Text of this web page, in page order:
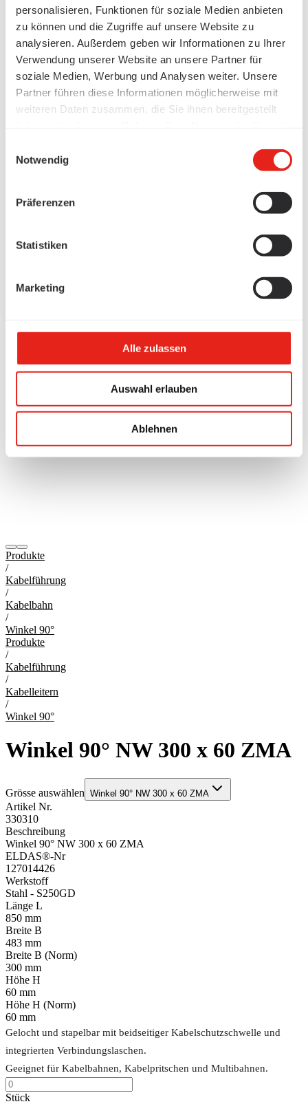
personalisieren, Funktionen für soziale Medien anbieten
zu können und die Zugriffe auf unsere Website zu
analysieren. Außerdem geben wir Informationen zu Ihrer
Verwendung unserer Website an unsere Partner für
soziale Medien, Werbung und Analysen weiter. Unsere
Partner führen diese Informationen möglicherweise mit
weiteren Daten zusammen, die Sie ihnen bereitgestellt
Notwendig
Präferenzen
Statistiken
Marketing
Alle zulassen
Auswahl erlauben
Ablehnen
Produkte
/
Kabelführung
/
Kabelbahn
/
Winkel 90°
Produkte
/
Kabelführung
/
Kabelleitern
/
Winkel 90°
Winkel 90° NW 300 x 60 ZMA
Grösse auswählen Winkel 90° NW 300 x 60 ZMA
Artikel Nr.
330310
Beschreibung
Winkel 90° NW 300 x 60 ZMA
ELDAS®-Nr
127014426
Werkstoff
Stahl - S250GD
Länge L
850 mm
Breite B
483 mm
Breite B (Norm)
300 mm
Höhe H
60 mm
Höhe H (Norm)
60 mm
Gelocht und stapelbar mit beidseitiger Kabelschutzschwelle und
integrierten Verbindungslaschen.
Geeignet für Kabelbahnen, Kabelpritschen und Multibahnen.
Stück